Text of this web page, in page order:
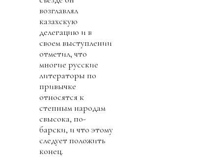
возглавлял
казахскую
делегацию и в
своем выступлении
отметил, что
многие русские
литераторы по
привычке
относятся к
степным народам
свысока, по-
барски, и что этому
следует положить
конец.